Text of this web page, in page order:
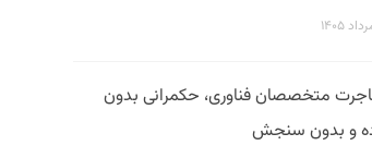
متخصصان فناوری، حکمرانی بدون
و بدون سنجش